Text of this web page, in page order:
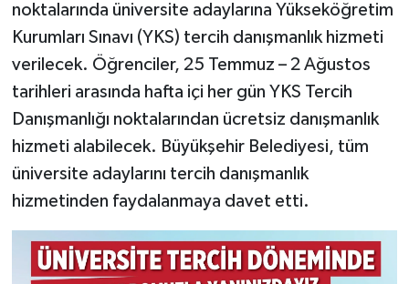
noktalarında üniversite adaylarına Yükseköğretim
Kurumları Sınavı (YKS) tercih danışmanlık hizmeti
verilecek. Öğrenciler, 25 Temmuz – 2 Ağustos
tarihleri arasında hafta içi her gün YKS Tercih
Danışmanlığı noktalarından ücretsiz danışmanlık
hizmeti alabilecek. Büyükşehir Belediyesi, tüm
üniversite adaylarını tercih danışmanlık
hizmetinden faydalanmaya davet etti.